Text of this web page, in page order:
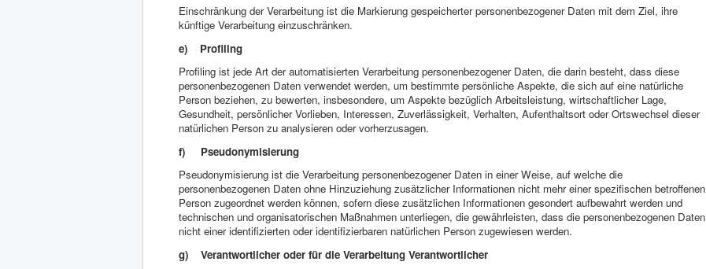
Einschränkung der Verarbeitung ist die Markierung gespeicherter personenbezogener Daten mit dem Ziel, ihre
künftige Verarbeitung einzuschränken.
e) Profiling
Profiling ist jede Art der automatisierten Verarbeitung personenbezogener Daten, die darin besteht, dass diese
personenbezogenen Daten verwendet werden, um bestimmte persönliche Aspekte, die sich auf eine natürliche
Person beziehen, zu bewerten, insbesondere, um Aspekte bezüglich Arbeitsleistung, wirtschaftlicher Lage,
Gesundheit, persönlicher Vorlieben, Interessen, Zuverlässigkeit, Verhalten, Aufenthaltsort oder Ortswechsel dieser
natürlichen Person zu analysieren oder vorherzusagen.
f) Pseudonymisierung
Pseudonymisierung ist die Verarbeitung personenbezogener Daten in einer Weise, auf welche die
personenbezogenen Daten ohne Hinzuziehung zusätzlicher Informationen nicht mehr einer spezifischen betroffenen
Person zugeordnet werden können, sofern diese zusätzlichen Informationen gesondert aufbewahrt werden und
technischen und organisatorischen Maßnahmen unterliegen, die gewährleisten, dass die personenbezogenen Daten
nicht einer identifizierten oder identifizierbaren natürlichen Person zugewiesen werden.
g) Verantwortlicher oder für die Verarbeitung Verantwortlicher